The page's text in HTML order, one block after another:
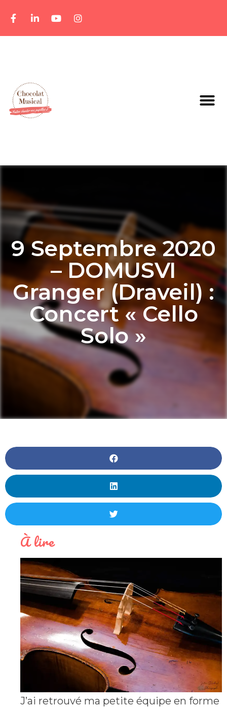
9 Septembre 2020
– DOMUSVI
Granger (Draveil) :
Concert « Cello
Solo »
À lire
J’ai retrouvé ma petite équipe en forme